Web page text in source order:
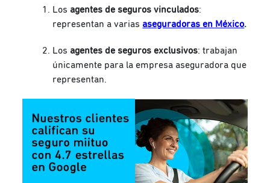
Los agentes de seguros vinculados:
representan a varias aseguradoras en México.
Los agentes de seguros exclusivos: trabajan
únicamente para la empresa aseguradora que
representan.